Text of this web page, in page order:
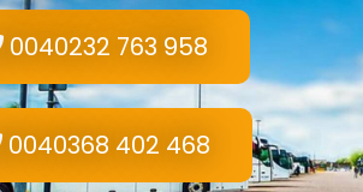
0040232 763 958
0040368 402 468